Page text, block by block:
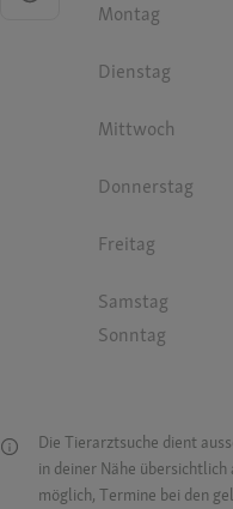
Montag
Dienstag
Mittwoch
Donnerstag
Freitag
Samstag
Sonntag
Die Tierarztsuche dient
in deiner Nähe
möglich, Termine bei den